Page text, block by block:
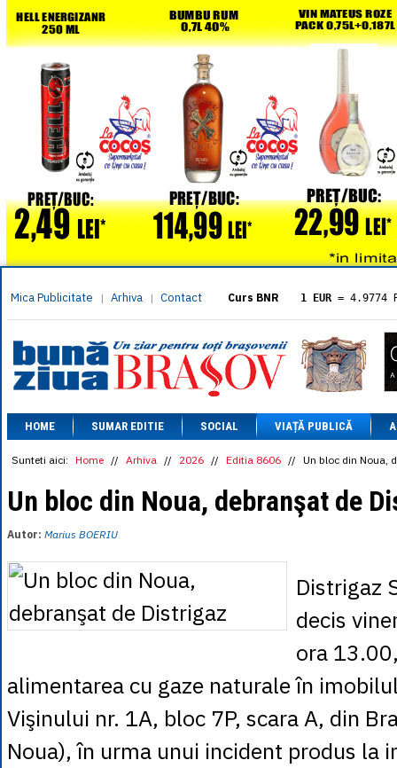
Mica Publicitate | Arhiva | Contact Curs BNR 1 EUR = 4.9774
= 5.8304
1 XAU= 464.4611
1 AED= 1.1933
1 AUD= 2.7957
1 BGN= 2.5449
1 CAD= 3.1559
1 CHF= 5.2813
1 CNY= 0.6015
1 DKK
= 0.6668
1 EGP = 0.0860
1 MDL= 0.2538
= 0.2227
1 NOK= 0.4191
1 PLN
= 1.1646
= 0.0425
1 RUB= 0.0530
1 SEK = 0.4526
1 TRY = 0.1141
1 UAH = 0.1048
1 XDR= 5.9383
1 ZAR= 0.2318
HOME SUMAR EDITIE SOCIAL VIAȚĂ PUBLICĂ
Sunteti aici: Home // Arhiva // 2026 // Editia 8606 // Un bloc din Noua,
Un bloc din Noua, debranşat de
Autor: Marius BOERIU
Distrigaz
decis
ora
alimentarea cu gaze naturale în
Vişinului nr. 1A, bloc 7P, scara A, din
Noua), în urma unui incident produs la